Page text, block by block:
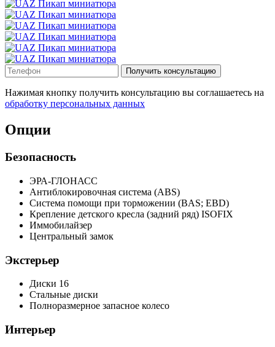
Получить консультацию
Нажимая кнопку получить консультацию вы соглашаетесь на
обработку персональных данных
Опции
Безопасность
ЭРА-ГЛОНАСС
Антиблокировочная система (ABS)
Система помощи при торможении (BAS; EBD)
Крепление детского кресла (задний ряд) ISOFIX
Иммобилайзер
Центральный замок
Экстерьер
Диски 16
Стальные диски
Полноразмерное запасное колесо
Интерьер